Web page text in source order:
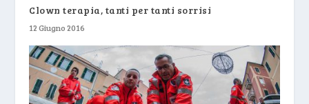
Clown terapia, tanti per tanti sorrisi
12 Giugno 2016